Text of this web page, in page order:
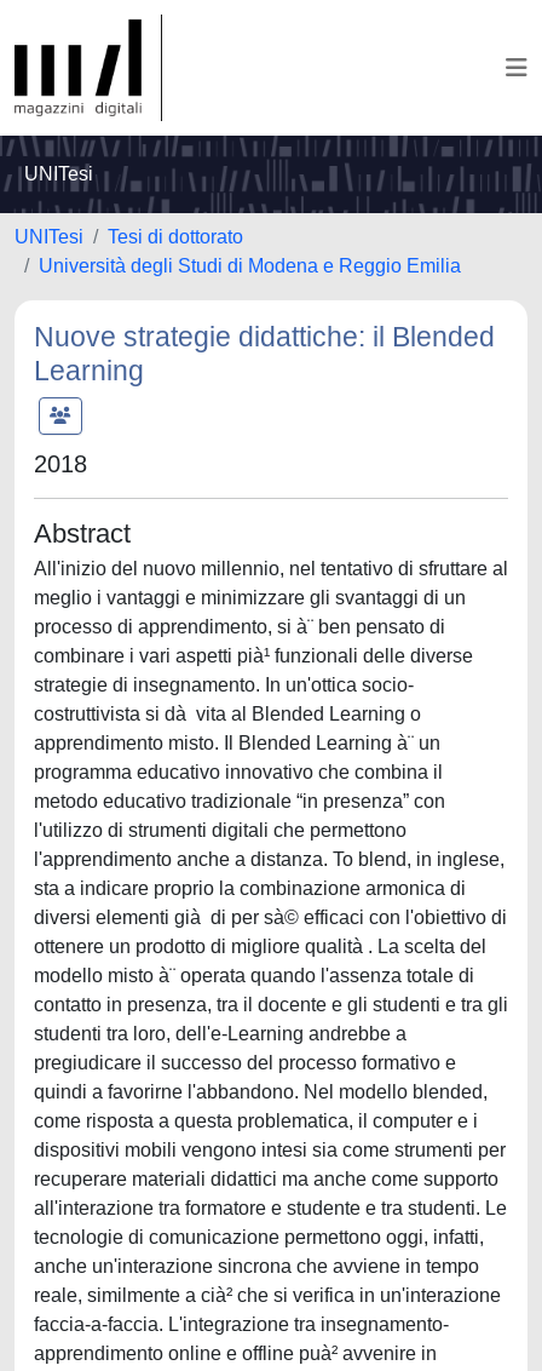
UNITesi
UNITesi
Tesi di dottorato
Università degli Studi di Modena e Reggio Emilia
Nuove strategie didattiche: il Blended
Learning
2018
Abstract
All'inizio del nuovo millennio, nel tentativo di sfruttare al
meglio i vantaggi e minimizzare gli svantaggi di un
processo di apprendimento, si à¨ ben pensato di
combinare i vari aspetti pià¹ funzionali delle diverse
strategie di insegnamento. In un'ottica socio-
costruttivista si dà vita al Blended Learning o
apprendimento misto. Il Blended Learning à¨ un
programma educativo innovativo che combina il
metodo educativo tradizionale “in presenza” con
l'utilizzo di strumenti digitali che permettono
l'apprendimento anche a distanza. To blend, in inglese,
sta a indicare proprio la combinazione armonica di
diversi elementi già di per sà© efficaci con l'obiettivo di
ottenere un prodotto di migliore qualità . La scelta del
modello misto à¨ operata quando l'assenza totale di
contatto in presenza, tra il docente e gli studenti e tra gli
studenti tra loro, dell'e-Learning andrebbe a
pregiudicare il successo del processo formativo e
quindi a favorirne l'abbandono. Nel modello blended,
come risposta a questa problematica, il computer e i
dispositivi mobili vengono intesi sia come strumenti per
recuperare materiali didattici ma anche come supporto
all'interazione tra formatore e studente e tra studenti. Le
tecnologie di comunicazione permettono oggi, infatti,
anche un'interazione sincrona che avviene in tempo
reale, similmente a cià² che si verifica in un'interazione
faccia-a-faccia. L'integrazione tra insegnamento-
apprendimento online e offline puà² avvenire in